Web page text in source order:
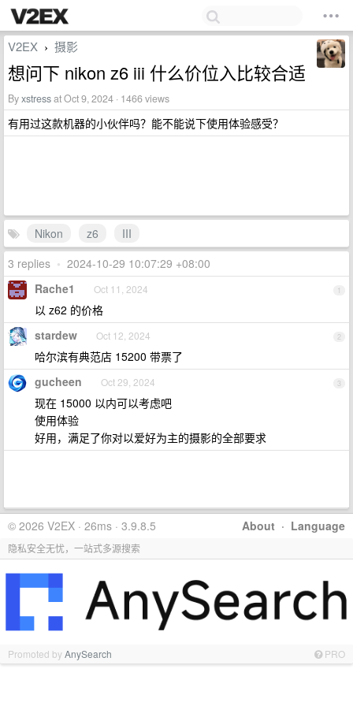
V2EX › 摄影
想问下 nikon z6 iii 什么价位入比较合适
Byxstressat Oct 9, 2024 · 1466 views
有用过这款机器的小伙伴吗？能不能说下使用体验感受？
Nikon z6
III
3 replies • 2024-10-29 10:07:29 +08:00
1
Rache1 Oct 11, 2024
以 z62 的价格
2
stardew Oct 12, 2024
哈尔滨有典范店 15200 带票了
3
gucheen Oct 29, 2024
现在 15000 以内可以考虑吧
使用体验
好用，满足了你对以爱好为主的摄影的全部要求
About · Language
© 2026 V2EX · 26ms · 3.9.8.5
隐私安全无忧，一站式多源搜索
Promoted byAnySearch PRO